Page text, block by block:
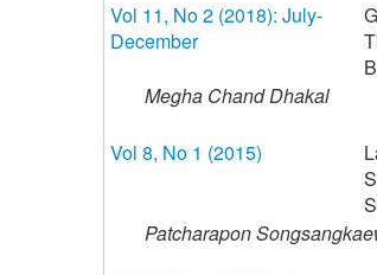
Vol 11, No 2 (2018): July-
December
Megha Chand Dhakal
Vol 8, No 1 (2015)
Patcharapon